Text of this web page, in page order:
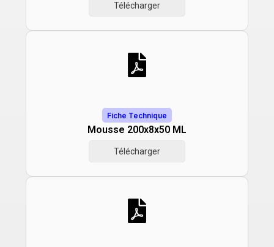
Télécharger
Fiche Technique
Mousse 200x8x50 ML
Télécharger